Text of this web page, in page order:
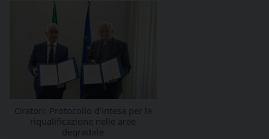
Oratori: Protocollo d’intesa per la
riqualificazione nelle aree
degradate